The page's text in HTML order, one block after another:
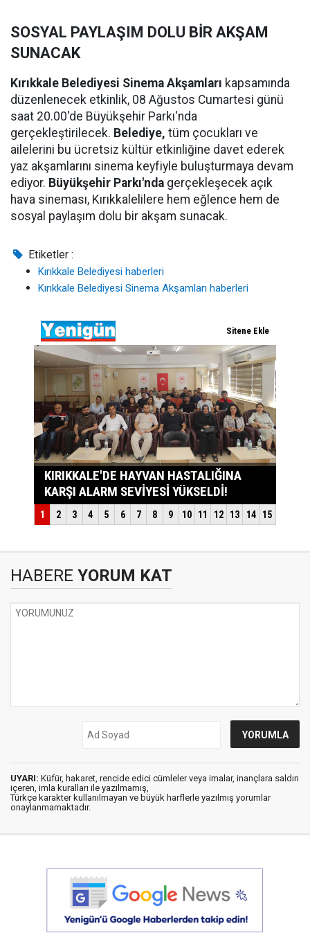
SOSYAL PAYLAŞIM DOLU BİR AKŞAM
SUNACAK
Kırıkkale Belediyesi Sinema Akşamları kapsamında
düzenlenecek etkinlik, 08 Ağustos Cumartesi günü
saat 20.00'de Büyükşehir Parkı'nda
gerçekleştirilecek. Belediye, tüm çocukları ve
ailelerini bu ücretsiz kültür etkinliğine davet ederek
yaz akşamlarını sinema keyfiyle buluşturmaya devam
ediyor. Büyükşehir Parkı'nda gerçekleşecek açık
hava sineması, Kırıkkalelilere hem eğlence hem de
sosyal paylaşım dolu bir akşam sunacak.
Etiketler :
Kırıkkale Belediyesi haberleri
Kırıkkale Belediyesi Sinema Akşamları haberleri
HABERE YORUM KAT
UYARI: Küfür, hakaret, rencide edici cümleler veya imalar, inançlara saldırı
içeren, imla kuralları ile yazılmamış,
Türkçe karakter kullanılmayan ve büyük harflerle yazılmış yorumlar
onaylanmamaktadır.